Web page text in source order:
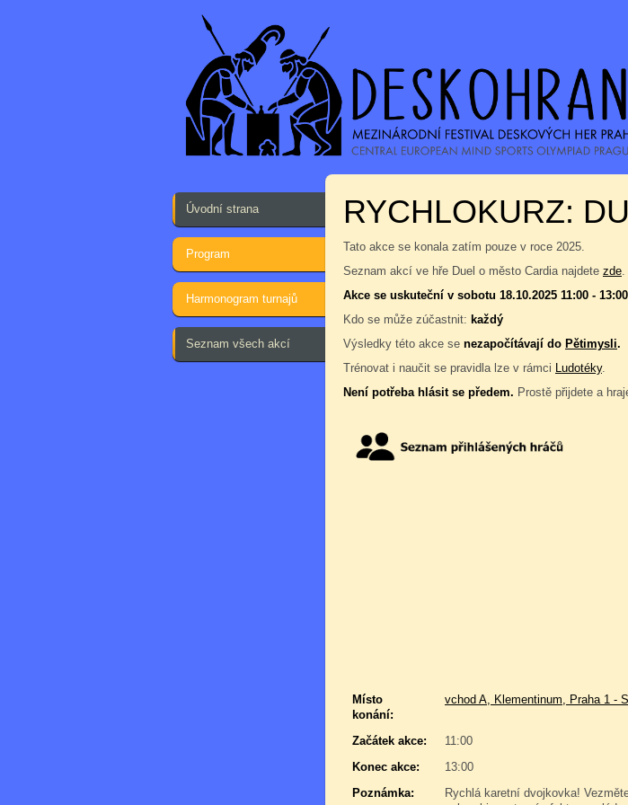
Úvodní strana
Program
Harmonogram turnajů
Seznam všech akcí
RYCHLOKURZ:
Tato akce se konala zatím pouze v roce 2025.
Seznam akcí ve hře Duel o město Cardia najdete zde.
Akce se uskuteční v sobotu 18.10.2025 11:00 -
Kdo se může zúčastnit: každý
Výsledky této akce se nezapočítávají do Pětimysli.
Trénovat i naučit se pravidla lze v rámci Ludotéky.
Není potřeba hlásit se předem. Prostě přijdete a
Místo
konání:
vchod A, Klementinum, Praha 1 -
Začátek akce:
11:00
Konec akce:
13:00
Poznámka:
Rychlá karetní dvojkovka!